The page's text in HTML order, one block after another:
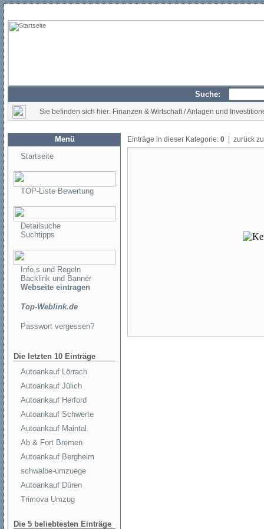
Suche:
Sie befinden sich hier: Finanzen & Wirtschaft / Anlagen und
Menü
Startseite
TOP-Liste Bewertung
Detailsuche
Suchtipps
Info,s und Regeln
Backlink und Banner
Webseite eintragen
Top-Weblink.de
Passwort vergessen?
Die letzten 10 Einträge
Autoankauf Lörrach
Autoankauf Jülich
Autoankauf Herford
Autoankauf Schwerte
Autoankauf Maintal
Ab & Fort Bremen
Autoankauf Bergheim
schwalbe-umzuege
Autoankauf Düren
Trimova Umzug
Die 5 beliebtesten Einträge
Einträge in dieser Kategorie: 0 | zurück